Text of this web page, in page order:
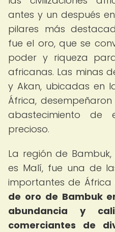
antes y un después
pilares más
fue el oro, que se
poder y riqueza
africanas. Las minas
y Akan, ubicadas en
África,
abastecimiento de
precioso.
La región de
es Malí, fue una de
importantes de África
de oro de Bambuk
abundancia y
comerciantes de